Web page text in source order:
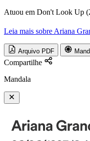
Atuou em Don't Look Up
Leia mais sobre Ariana
Arquivo PDF
Compartilhe
Mandala